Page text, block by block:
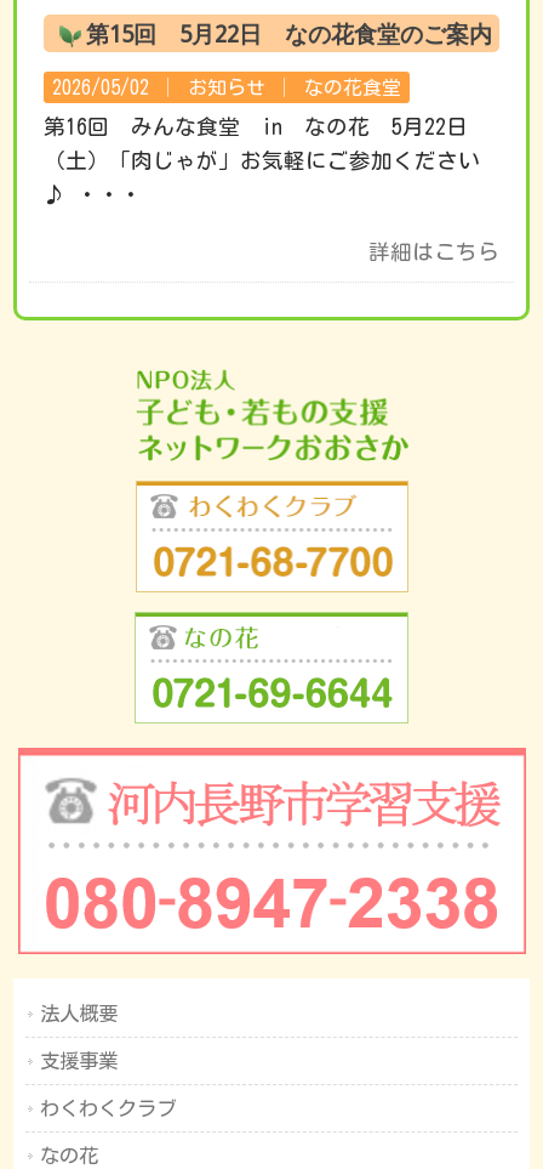
第15回 5月22日 なの花食堂のご案内
2026/05/02 │ お知らせ なの花食堂
第16回 みんな食堂 in なの花 5月22日
（土）「肉じゃが」お気軽にご参加ください
♪ ・・・
詳細はこちら
法人概要
支援事業
わくわくクラブ
なの花